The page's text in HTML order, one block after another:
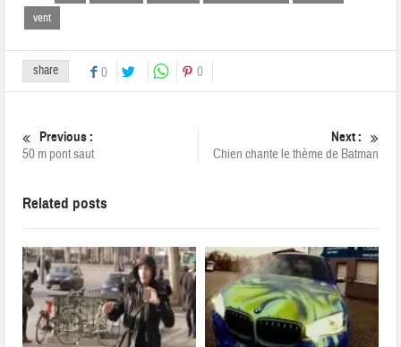
vent
share 0 0
Previous :
50 m pont saut
Next :
Chien chante le thème de Batman
Related posts